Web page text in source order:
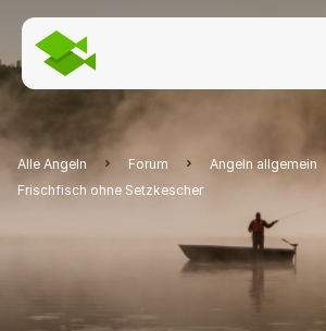
Alle Angeln Forum
Angeln allgemein
Frischfisch ohne Setzkescher